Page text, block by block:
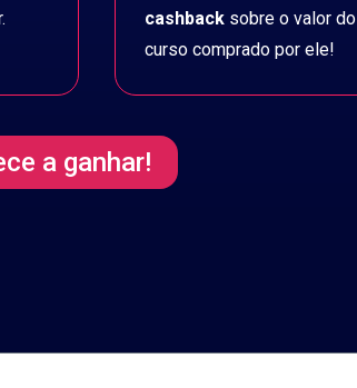
cashbacksobre o valor do
curso comprado por ele!
a ganhar!